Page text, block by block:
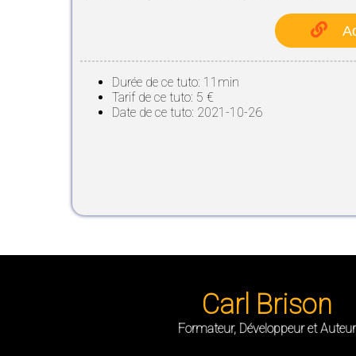
Durée de ce tuto: 11min
Tarif de ce tuto: 5 €
Date de ce tuto: 2021-10-26
Carl Brison
Formateur, Développeur et Auteur